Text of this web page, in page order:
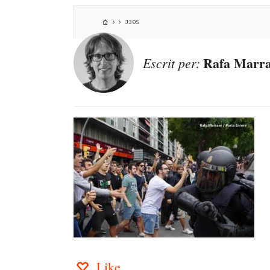
J30S
Escrit per: Rafa